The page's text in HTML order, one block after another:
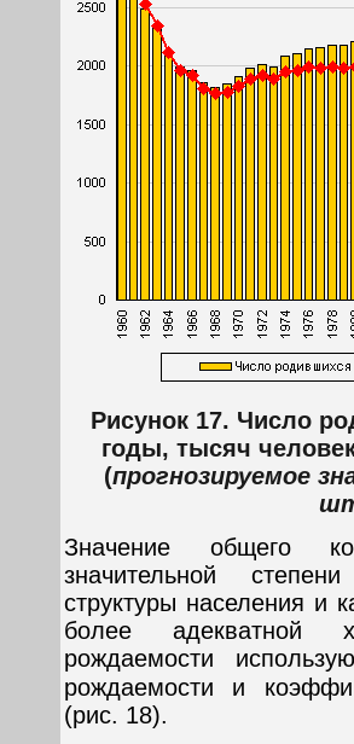
Рисунок 17. Число
годы, тысяч
(прогнозируемое
Значение общего
значительной
структуры населения и
более адекватной
рождаемости
рождаемости и
(рис. 18).